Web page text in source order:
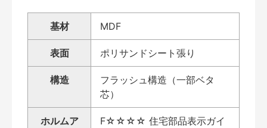
基材 MDF
表面 ポリサンドシート張り
構造
フラッシュ構造（一部ベタ
芯）
ホルムア
F☆☆☆☆ 住宅部品表示ガイ